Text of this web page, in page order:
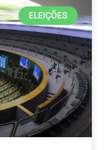
ELEIÇÕES